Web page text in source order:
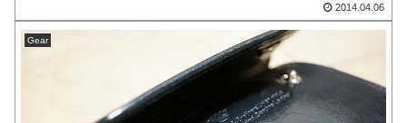
2014.04.06
Gear